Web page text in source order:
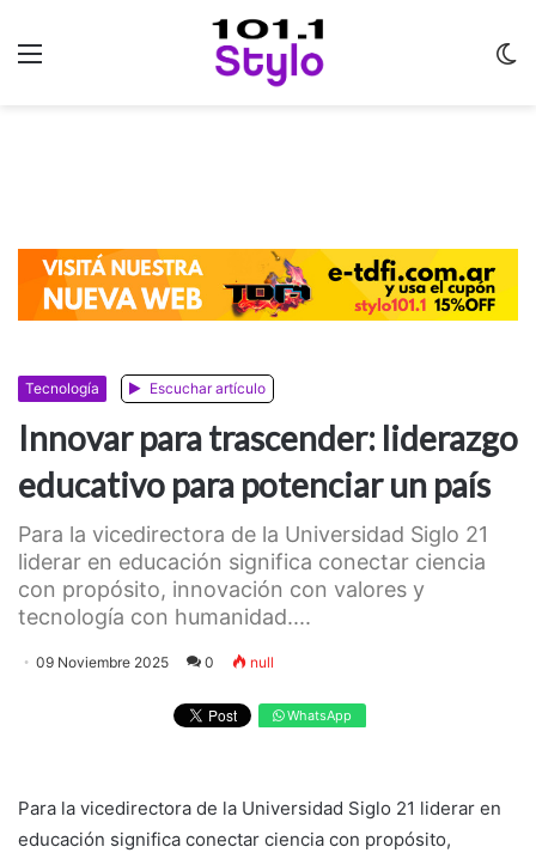
Tecnología Escuchar artículo
Innovar para trascender: liderazgo
educativo para potenciar un país
Para la vicedirectora de la Universidad Siglo 21
liderar en educación significa conectar ciencia
con propósito, innovación con valores y
tecnología con humanidad....
09 Noviembre 2025 0 null
WhatsApp
Para la vicedirectora de la Universidad Siglo 21 liderar en
educación significa conectar ciencia con propósito,